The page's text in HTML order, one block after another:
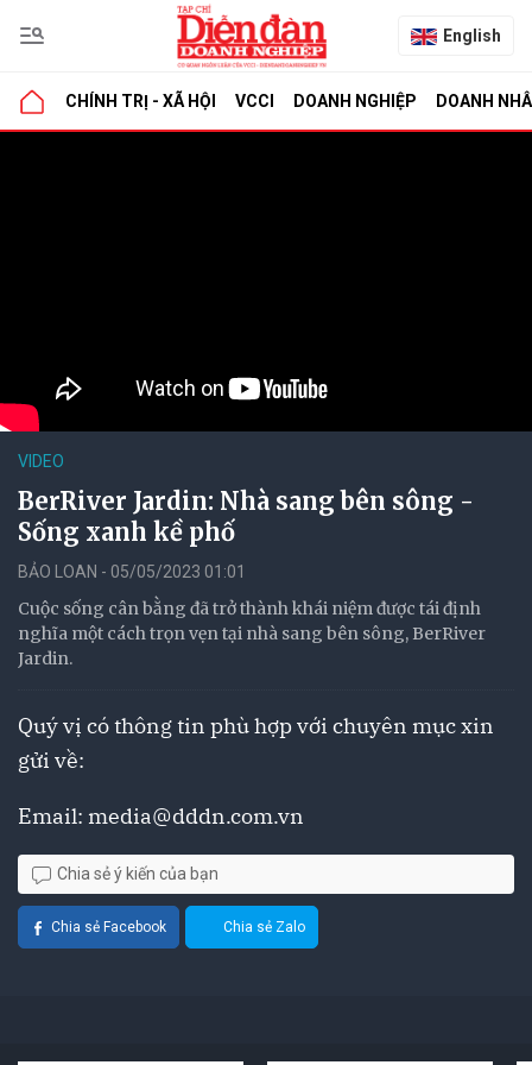
English
CHÍNH TRỊ - XÃ HỘI VCCI DOANH NGHIỆP DOANH
VIDEO
BerRiver Jardin: Nhà sang bên sông -
Sống xanh kề phố
BẢO LOAN - 05/05/2023 01:01
Cuộc sống cân bằng đã trở thành khái niệm được tái định
nghĩa một cách trọn vẹn tại nhà sang bên sông, BerRiver
Jardin.
Quý vị có thông tin phù hợp với chuyên mục xin
gửi về:
Email: media@dddn.com.vn
Chia sẻ ý kiến của bạn
Chia sẻ Facebook Chia sẻ Zalo